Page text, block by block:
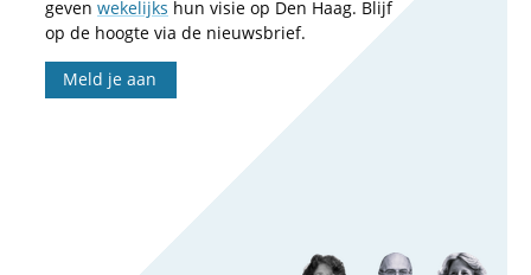
geven wekelijks hun visie op Den Haag. Blijf
op de hoogte via de nieuwsbrief.
Meld je aan